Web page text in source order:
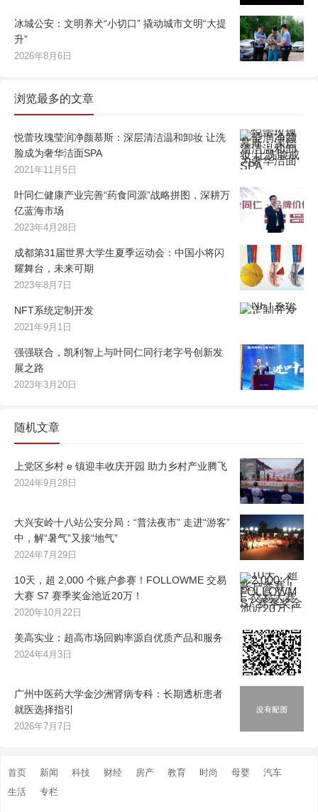
冰城公安：文明养犬“小切口” 撬动城市文明“大提
升”
2026年8月6日
浏览最多的文章
悦蕾玫瑰莹润净颜慕斯：深层清洁温和卸妆 让洗
脸成为奢华洁面SPA
2021年11月5日
叶同仁健康产业完善“药食同源”战略拼图，深耕万
亿蓝海市场
2023年4月28日
成都第31届世界大学生夏季运动会：中国小将闪
耀舞台，未来可期
2023年8月7日
NFT系统定制开发
2021年9月1日
强强联合，凯利智上与叶同仁同行老字号创新发
展之路
2023年3月20日
随机文章
上党区乡村 e 镇迎丰收庆开园 助力乡村产业腾飞
2024年9月28日
大兴安岭十八站公安分局：“普法夜市” 走进“游客”
中，解“暑气”又接“地气”
2024年7月29日
10天，超 2,000 个账户参赛！FOLLOWME 交易
大赛 S7 赛季奖金池近20万！
2020年10月22日
美高实业：超高市场回购率源自优质产品和服务
2024年4月3日
广州中医药大学金沙洲肾病专科：长期透析患者
就医选择指引
2026年7月7日
首页 新闻 科技 财经 房产 教育 时尚 母婴
汽车
生活
专栏